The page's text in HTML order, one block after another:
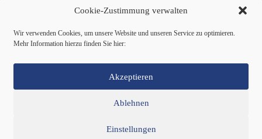
Cookie-Zustimmung verwalten
Wir verwenden Cookies, um unsere Website und unseren Service zu optimieren.
Mehr Information hierzu finden Sie hier:
Akzeptieren
Ablehnen
Einstellungen
Spenden
Kontakt
Cookie-Richtlinie (EU)